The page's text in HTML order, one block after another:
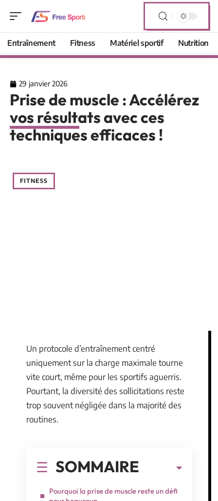
Entraînement Fitness Matériel sportif Nutrition
29 janvier 2026
Prise de muscle : Accélérez
vos résultats avec ces
techniques efficaces !
FITNESS
Un protocole d’entraînement centré
uniquement sur la charge maximale tourne
vite court, même pour les sportifs aguerris.
Pourtant, la diversité des sollicitations reste
trop souvent négligée dans la majorité des
routines.
SOMMAIRE
Pourquoi la prise de muscle reste un défi